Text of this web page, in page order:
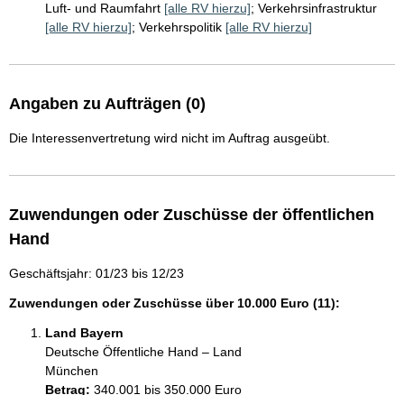
Luft- und Raumfahrt [alle RV hierzu]; Verkehrsinfrastruktur
[alle RV hierzu]; Verkehrspolitik [alle RV hierzu]
Angaben zu Aufträgen (0)
Die Interessenvertretung wird nicht im Auftrag ausgeübt.
Zuwendungen oder Zuschüsse der öffentlichen
Hand
Geschäftsjahr: 01/23 bis 12/23
Zuwendungen oder Zuschüsse über 10.000 Euro (11):
Land Bayern
Deutsche Öffentliche Hand – Land
München
Betrag: 340.001 bis 350.000 Euro